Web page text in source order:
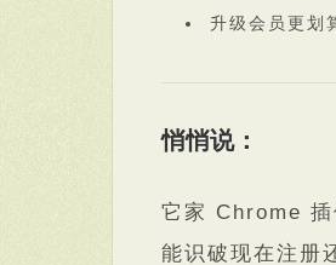
升级会员更划
悄悄说：
它家 Chrome 插
能识破现在注册